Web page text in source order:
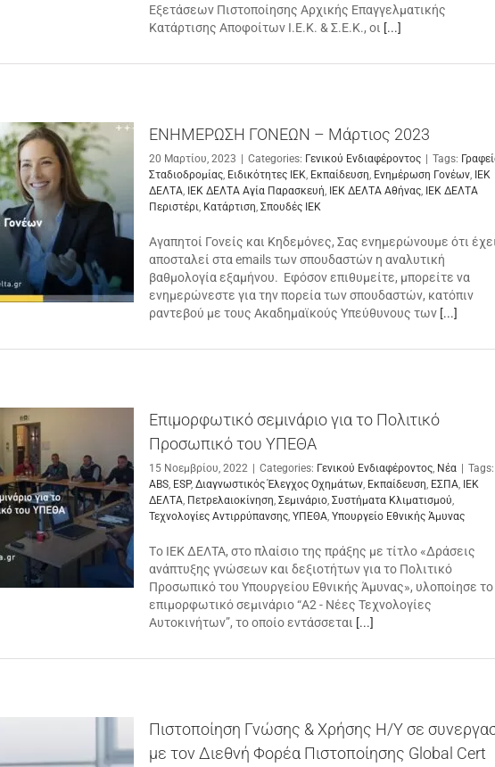
Εξετάσεων Πιστοποίησης Αρχικής Επαγγελματικής
Κατάρτισης Αποφοίτων Ι.Ε.Κ. & Σ.Ε.Κ., οι [...]
ΕΝΗΜΕΡΩΣΗ ΓΟΝΕΩΝ – Μάρτιος 2023
20 Μαρτίου, 2023 Categories: Γενικού Ενδιαφέροντος Tags:
Σταδιοδρομίας, Ειδικότητες ΙΕΚ, Εκπαίδευση, Ενημέρωση Γονέων, ΙΕΚ
ΔΕΛΤΑ, ΙΕΚ ΔΕΛΤΑ Αγία Παρασκευή, ΙΕΚ ΔΕΛΤΑ Αθήνας, ΙΕΚ ΔΕΛΤΑ
Περιστέρι, Κατάρτιση, Σπουδές ΙΕΚ
Αγαπητοί Γονείς και Κηδεμόνες, Σας ενημερώνουμε ότι
αποσταλεί στα emails των σπουδαστών η αναλυτική
βαθμολογία εξαμήνου. Εφόσον επιθυμείτε, μπορείτε να
ενημερώνεστε για την πορεία των σπουδαστών, κατόπιν
ραντεβού με τους Ακαδημαϊκούς Υπεύθυνους των [...]
Επιμορφωτικό σεμινάριο για το Πολιτικό
Προσωπικό του ΥΠΕΘΑ
15 Νοεμβρίου, 2022 Categories: Γενικού Ενδιαφέροντος, Νέα
Tags:
ABS, ESP, Διαγνωστικός Έλεγχος Οχημάτων, Εκπαίδευση, ΕΣΠΑ, ΙΕΚ
ΔΕΛΤΑ, Πετρελαιοκίνηση, Σεμινάριο, Συστήματα Κλιματισμού,
Τεχνολογίες Αντιρρύπανσης, ΥΠΕΘΑ, Υπουργείο Εθνικής Άμυνας
Tο ΙΕΚ ΔΕΛΤΑ, στο πλαίσιο της πράξης με τίτλο «Δράσεις
ανάπτυξης γνώσεων και δεξιοτήτων για το Πολιτικό
Προσωπικό του Υπουργείου Εθνικής Άμυνας», υλοποίησε το
επιμορφωτικό σεμινάριο “Α2 - Νέες Τεχνολογίες
Αυτοκινήτων”, το οποίο εντάσσεται [...]
Πιστοποίηση Γνώσης & Χρήσης Η/Υ σε
με τον Διεθνή Φορέα Πιστοποίησης Global Cert